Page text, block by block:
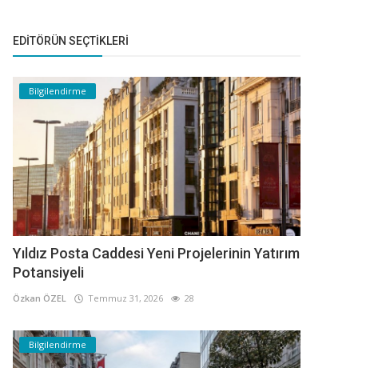
EDITÖRÜN SEÇTIKLERI
Bilgilendirme
Yıldız Posta Caddesi Yeni Projelerinin Yatırım
Potansiyeli
Özkan ÖZEL Temmuz 31, 2026 28
Bilgilendirme